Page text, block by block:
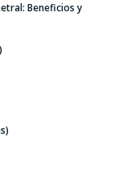
Beneficios y